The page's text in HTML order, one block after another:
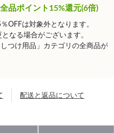
全品ポイント15%還元(6倍)
OFFは対象外となります。
なる場合がございます。
つけ用品」カテゴリの全商品が
配送と返品について